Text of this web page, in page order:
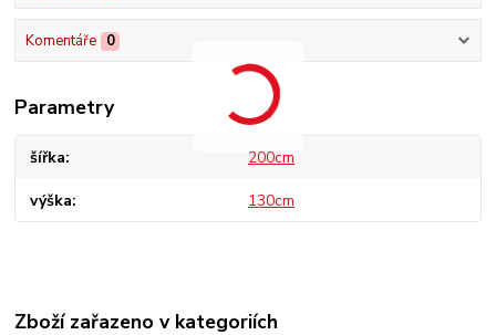
Komentáře 0
Parametry
šířka 200cm
výška 130cm
Zboží zařazeno v kategoriích